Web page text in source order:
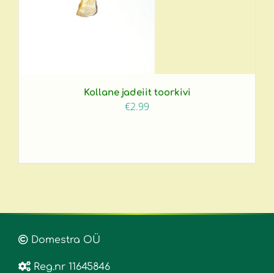
Kollane jadeiit toorkivi
€2.99
Domestra OÜ
Reg.nr 11645846